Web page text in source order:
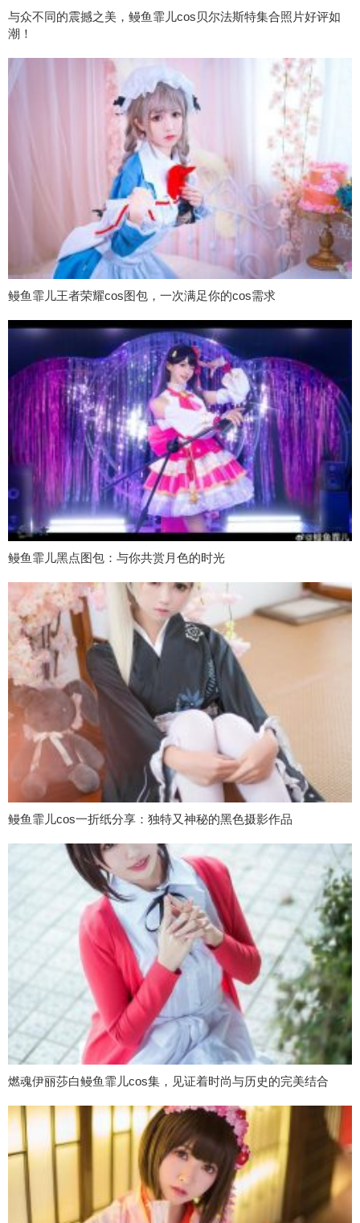
与众不同的震撼之美，鳗鱼霏儿cos贝尔法斯特集合照片好评如
潮！
鳗鱼霏儿王者荣耀cos图包，一次满足你的cos需求
鳗鱼霏儿黑点图包：与你共赏月色的时光
鳗鱼霏儿cos一折纸分享：独特又神秘的黑色摄影作品
燃魂伊丽莎白鳗鱼霏儿cos集，见证着时尚与历史的完美结合